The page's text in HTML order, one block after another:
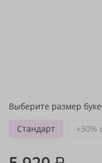
Выберите размер
Стандарт
+30%